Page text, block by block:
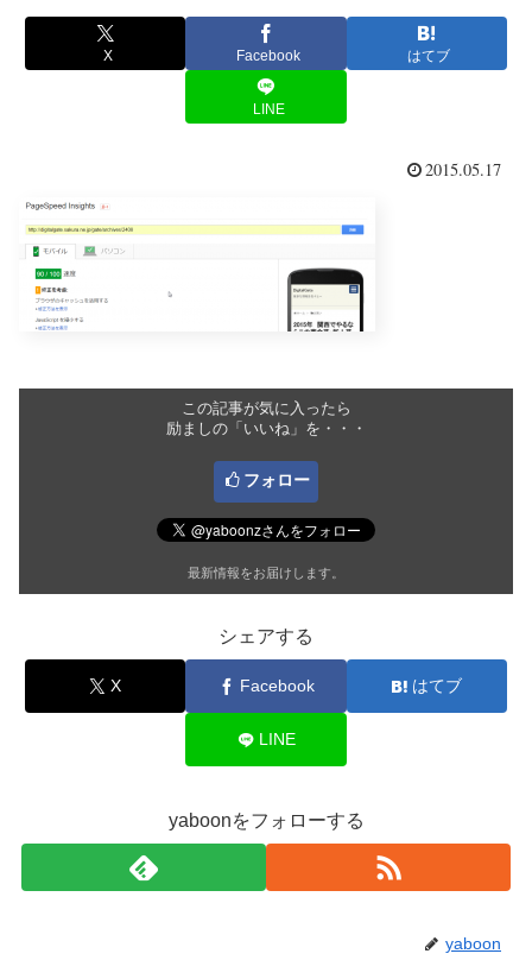
X Facebook はてブ
LINE
2015.05.17
この記事が気に入ったら
励ましの「いいね」を・・・
フォロー
最新情報をお届けします。
シェアする
X Facebook はてブ
LINE
yaboonをフォローする
yaboon